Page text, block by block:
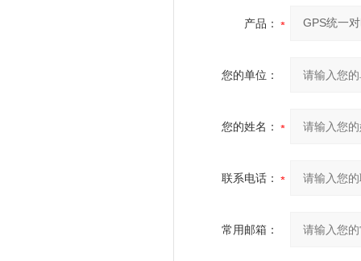
产品：
您的单位：
您的姓名：
联系电话：
常用邮箱：